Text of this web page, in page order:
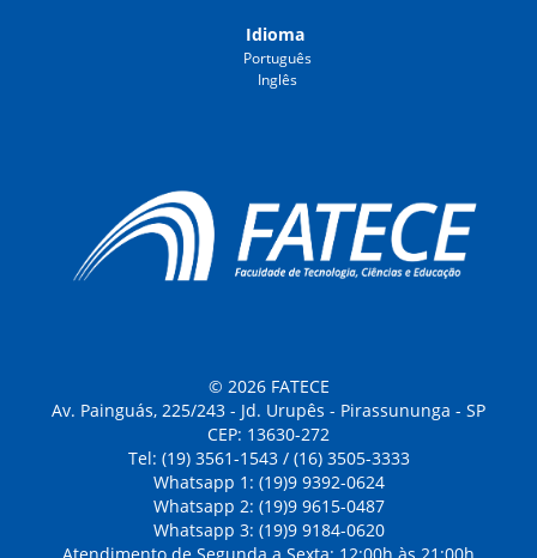
Idioma
Português
Inglês
© 2026 FATECE
Av. Painguás, 225/243 - Jd. Urupês - Pirassununga - SP
CEP: 13630-272
Tel: (19) 3561-1543 / (16) 3505-3333
Whatsapp 1: (19)9 9392-0624
Whatsapp 2: (19)9 9615-0487
Whatsapp 3: (19)9 9184-0620